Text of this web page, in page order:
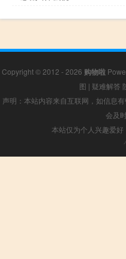
Copyright © 2012 - 2026 购物啦
图 | 疑难解答
声明：本站内容来自互联网，如信息
会及
本站仅为个人兴趣爱